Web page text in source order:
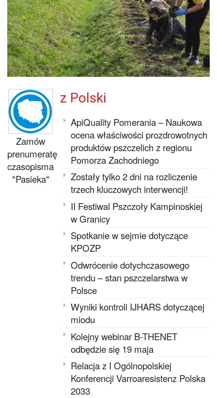
Zamów
prenumeratę
czasopisma
"Pasieka"
z Polski
ApiQuality Pomerania – Naukowa
ocena właściwości prozdrowotnych
produktów pszczelich z regionu
Pomorza Zachodniego
Zostały tylko 2 dni na rozliczenie
trzech kluczowych interwencji!
II Festiwal Pszczoły Kampinoskiej
w Granicy
Spotkanie w sejmie dotyczące
KPOZP
Odwrócenie dotychczasowego
trendu – stan pszczelarstwa w
Polsce
Wyniki kontroli IJHARS dotyczącej
miodu
Kolejny webinar B-THENET
odbędzie się 19 maja
Relacja z I Ogólnopolskiej
Konferencji Varroaresistenz Polska
2033